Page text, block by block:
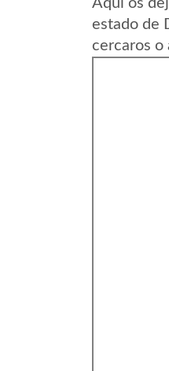
Aqui os
estado de
cercaros o